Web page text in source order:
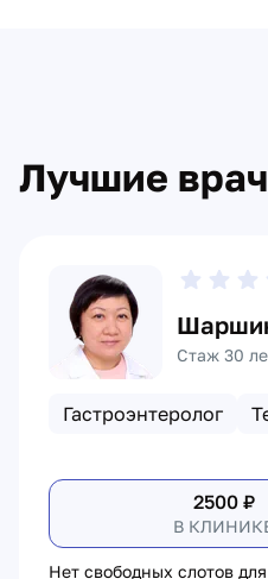
Лучшие
Стаж 30
Гастроэнтеролог
2500₽
В
Нет свободных слотов